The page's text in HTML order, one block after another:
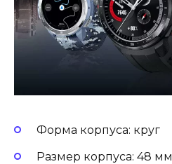
Форма корпуса: круг
Размер корпуса: 48 мм